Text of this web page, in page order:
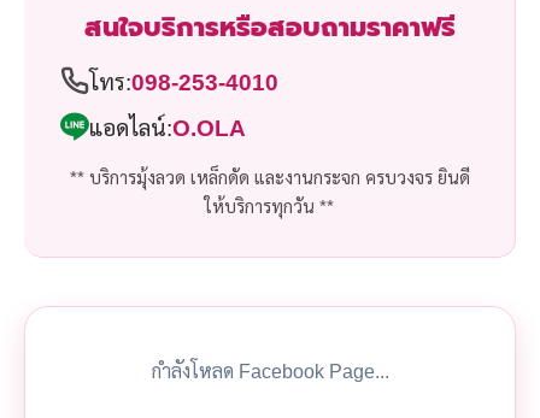
สนใจบริการหรือสอบถามราคาฟรี
โทร:098-253-4010
แอดไลน์:O.OLA
** บริการมุ้งลวด เหล็กดัด และงานกระจก ครบวงจร ยินดี
ให้บริการทุกวัน **
กำลังโหลด Facebook Page...